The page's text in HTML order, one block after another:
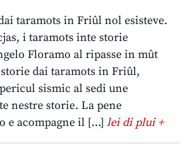
taramots in Friûl nol esisteve.
i taramots inte storie
Floramo al ripasse in mût
dai taramots in Friûl,
sismic al sedi une
nestre storie. La pene
e acompagne il […] lei di plui +